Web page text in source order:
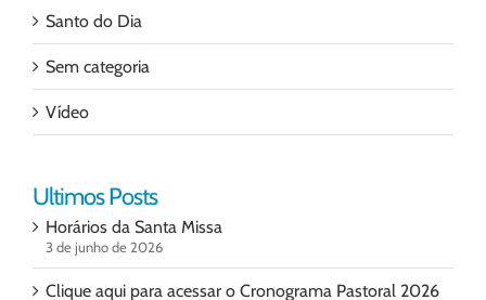
Santo do Dia
Sem categoria
Vídeo
Ultimos Posts
Horários da Santa Missa
3 de junho de 2026
Clique aqui para acessar o Cronograma Pastoral 2026